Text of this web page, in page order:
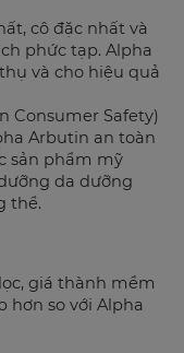
cô đặc nhất và
phức tạp. Alpha
và cho hiệu quả
Consumer Safety)
Arbutin an toàn
sản phẩm mỹ
da dưỡng
thể.
giá thành mềm
hơn so với Alpha